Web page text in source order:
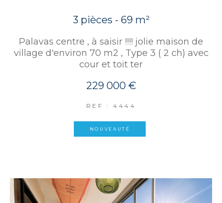
3 pièces - 69 m²
Palavas centre , à saisir !!!! jolie maison de
village d'environ 70 m2 , Type 3 ( 2 ch) avec
cour et toit ter
229 000 €
REF : 4444
NOUVEAUTÉ